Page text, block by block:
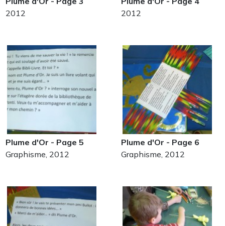
2012
2012
Plume d'Or - Page 5
Graphisme, 2012
Plume d'Or - Page 6
Graphisme, 2012